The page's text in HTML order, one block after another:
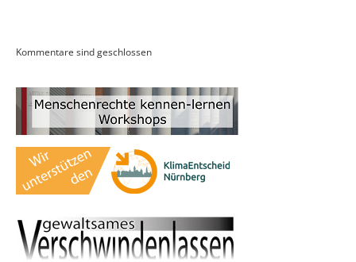
Kommentare sind geschlossen